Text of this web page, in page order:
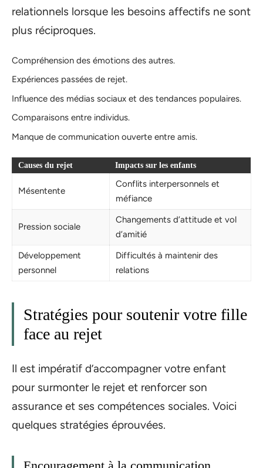
relationnels lorsque les besoins affectifs ne sont
plus réciproques.
Compréhension des émotions des autres.
Expériences passées de rejet.
Influence des médias sociaux et des tendances populaires.
Comparaisons entre individus.
Manque de communication ouverte entre amis.
Causes du rejet Impacts sur les enfants
Mésentente
Conflits interpersonnels et
méfiance
Pression sociale
Changements d’attitude et vol
d’amitié
Développement
personnel
Difficultés à maintenir des
relations
Stratégies pour soutenir votre fille
face au rejet
Il est impératif d’accompagner votre enfant
pour surmonter le rejet et renforcer son
assurance et ses compétences sociales. Voici
quelques stratégies éprouvées.
Encouragement à la communication